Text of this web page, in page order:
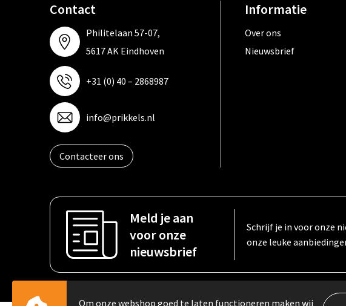
Contact
Philitelaan 57-07,
5617 AK Eindhoven
+31 (0) 40 – 2868987
info@prikkels.nl
Contacteer ons
Informatie
Over ons
Nieuwsbrief
Meld je aan
voor onze
nieuwsbrief
Schrijf je in voor onze
onze leuke
Om onze webshop goed te laten functioneren maken wij